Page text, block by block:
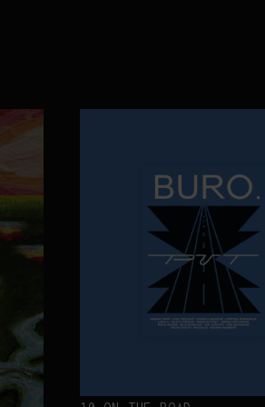
KAD SE
ZAČUJE
„ATLANTIS”
Kad se ispod Trga republike